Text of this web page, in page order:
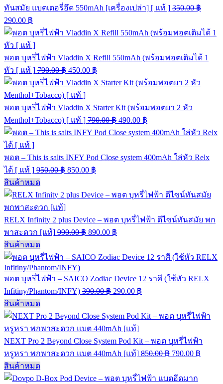
ทันสมัย แบตเตอรี่อึด 550mAh [เครื่องเปล่า] [ แท้ ] 350.00฿
290.00 ฿
พอต บุหรี่ไฟฟ้า Vladdin X Refill 550mAh (พร้อมพอตเติมได้ 1
หัว [ แท้ ] 790.00฿ 450.00 ฿
พอต บุหรี่ไฟฟ้า Vladdin X Starter Kit (พร้อมพอตยา 2 หัว
Menthol+Tobacco) [ แท้ ] 790.00฿ 490.00 ฿
พอต – This is salts INFY Pod Close system 400mAh ใส่หัว Relx
ได้ [ แท้ ] 950.00฿ 850.00 ฿
สินค้าหมด
RELX Infinity 2 plus Device – พอต บุหรี่ไฟฟ้า ดีไซน์ทันสมัย พก
พาสะดวก [แท้] 990.00฿ 890.00 ฿
สินค้าหมด
พอต บุหรี่ไฟฟ้า – SAICO Zodiac Device 12 ราศี (ใช้หัว RELX
Infitiny/Phantom/INFY) 390.00฿ 290.00 ฿
สินค้าหมด
NEXT Pro 2 Beyond Close System Pod Kit – พอต บุหรี่ไฟฟ้า
หรูหรา พกพาสะดวก แบต 440mAh [แท้] 850.00฿ 790.00 ฿
สินค้าหมด